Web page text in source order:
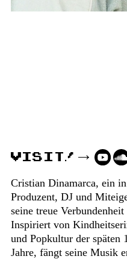
VISIT!
Cristian Dinamarca, ein
Produzent, DJ und
seine treue
Inspiriert von
und Popkultur der späten
Jahre, fängt seine Musik